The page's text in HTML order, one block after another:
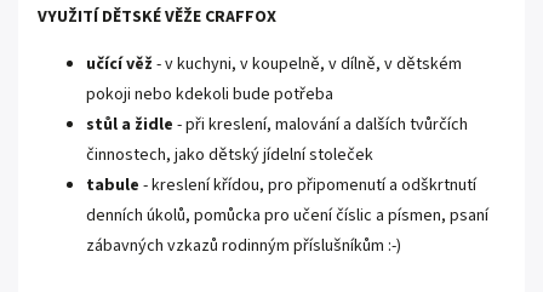
VYUŽITÍ DĚTSKÉ VĚŽE CRAFFOX
učící věž - v kuchyni, v koupelně, v dílně, v dětském
pokoji nebo kdekoli bude potřeba
stůl a židle - při kreslení, malování a dalších tvůrčích
činnostech, jako dětský jídelní stoleček
tabule - kreslení křídou, pro připomenutí a odškrtnutí
denních úkolů, pomůcka pro učení číslic a písmen, psaní
zábavných vzkazů rodinným příslušníkům :-)